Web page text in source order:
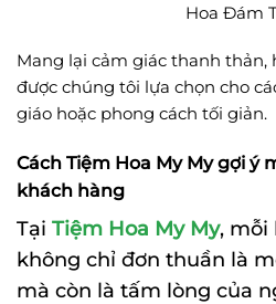
Hoa Đám
Mang lại cảm giác thanh
được chúng tôi lựa chọn cho
giáo hoặc phong cách tối giản.
Cách Tiệm Hoa My My gợi ý
khách hàng
Tại Tiệm Hoa My My, mỗi
không chỉ đơn thuần là
mà còn là tấm lòng của